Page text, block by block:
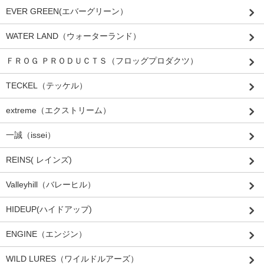
EVER GREEN(エバーグリーン）
WATER LAND（ウォーターランド）
ＦＲＯＧ ＰＲＯＤＵＣＴＳ（フロッグプロダクツ）
TECKEL（テッケル）
extreme（エクストリーム）
一誠（issei）
REINS( レインズ)
Valleyhill（バレーヒル）
HIDEUP(ハイドアップ)
ENGINE（エンジン）
WILD LURES（ワイルドルアーズ）